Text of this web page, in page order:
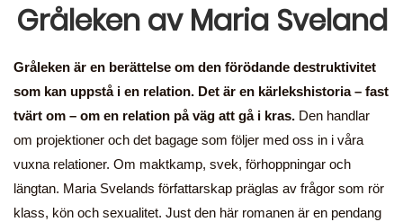
Gråleken av Maria Sveland
Gråleken är en berättelse om den förödande destruktivitet
som kan uppstå i en relation. Det är en kärlekshistoria – fast
tvärt om – om en relation på väg att gå i kras. Den handlar
om projektioner och det bagage som följer med oss in i våra
vuxna relationer. Om maktkamp, svek, förhoppningar och
längtan. Maria Svelands författarskap präglas av frågor som rör
klass, kön och sexualitet. Just den här romanen är en pendang